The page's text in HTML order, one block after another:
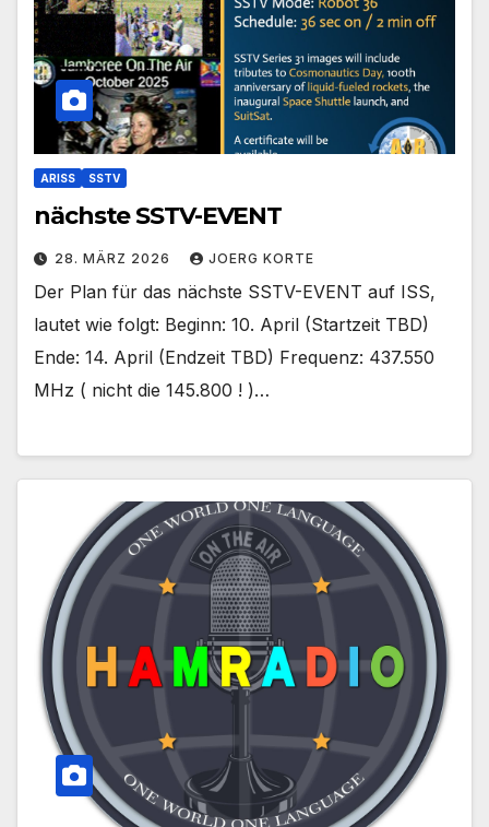
ARISS SSTV
nächste SSTV-EVENT
28. MÄRZ 2026 JOERG KORTE
Der Plan für das nächste SSTV-EVENT auf ISS,
lautet wie folgt: Beginn: 10. April (Startzeit TBD)
Ende: 14. April (Endzeit TBD) Frequenz: 437.550
MHz ( nicht die 145.800 ! )…